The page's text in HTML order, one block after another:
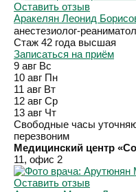
Оставить отзыв
Аракелян Леонид
анестезиолог-
Стаж 42 года высшая
Записаться на приём
9 авг Вс
10 авг Пн
11 авг Вт
12 авг Ср
13 авг Чт
Свободные часы
перезвоним
Медицинский центр
11, офис 2
Оставить отзыв